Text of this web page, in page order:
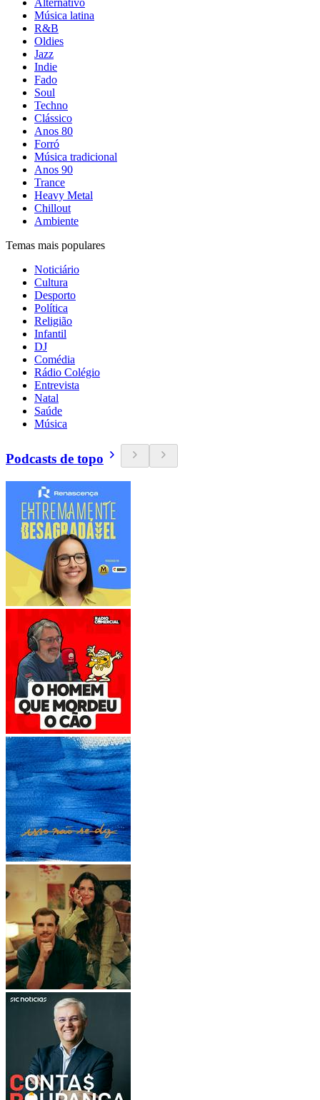
Alternativo
Música latina
R&B
Oldies
Jazz
Indie
Fado
Soul
Techno
Clássico
Anos 80
Forró
Música tradicional
Anos 90
Trance
Heavy Metal
Chillout
Ambiente
Temas mais populares
Noticiário
Cultura
Desporto
Política
Religião
Infantil
DJ
Comédia
Rádio Colégio
Entrevista
Natal
Saúde
Música
Podcasts de topo